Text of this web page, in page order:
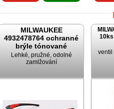
MILWAUKEE
4932478764 ochranné
brýle tónované
Lehké, pružné, odolné
zamlžování
ventil